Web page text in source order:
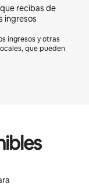
recibas de
ingresos
ingresos y otras
que pueden